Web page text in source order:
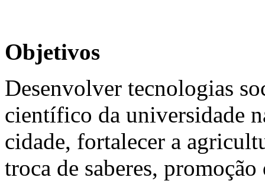
Objetivos
Desenvolver tecnologias
científico da universidade
cidade, fortalecer a
troca de saberes,